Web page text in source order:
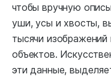
чтобы вручную
уши, усы и хвосты,
тысячи
объектов.
эти данные,